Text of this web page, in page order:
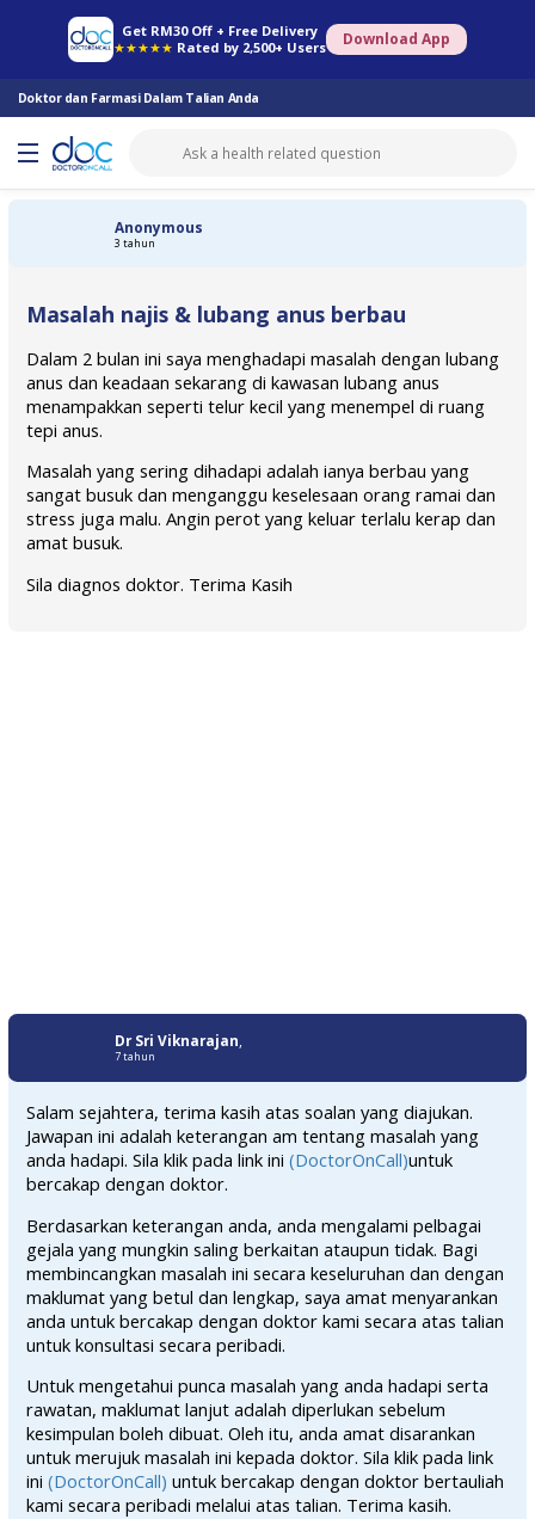
Get RM30 Off + Free Delivery
★★★★★ Rated by 2,500+ Users Download App
Doktor dan Farmasi Dalam Talian Anda
Farmasi Online Konsult Doktor Saringan Kesihatan Konsult Pakar
Anonymous
3 tahun
Masalah najis & lubang anus berbau
Dalam 2 bulan ini saya menghadapi masalah dengan lubang
anus dan keadaan sekarang di kawasan lubang anus
menampakkan seperti telur kecil yang menempel di ruang
tepi anus.
Masalah yang sering dihadapi adalah ianya berbau yang
sangat busuk dan menganggu keselesaan orang ramai dan
stress juga malu. Angin perot yang keluar terlalu kerap dan
amat busuk.
Sila diagnos doktor. Terima Kasih
Dr Sri Viknarajan,
7 tahun
Salam sejahtera, terima kasih atas soalan yang diajukan.
Jawapan ini adalah keterangan am tentang masalah yang
anda hadapi. Sila klik pada link ini(DoctorOnCall)untuk
bercakap dengan doktor.
Berdasarkan keterangan anda, anda mengalami pelbagai
gejala yang mungkin saling berkaitan ataupun tidak. Bagi
membincangkan masalah ini secara keseluruhan dan dengan
maklumat yang betul dan lengkap, saya amat menyarankan
anda untuk bercakap dengan doktor kami secara atas talian
untuk konsultasi secara peribadi.
Untuk mengetahui punca masalah yang anda hadapi serta
rawatan, maklumat lanjut adalah diperlukan sebelum
kesimpulan boleh dibuat. Oleh itu, anda amat disarankan
untuk merujuk masalah ini kepada doktor. Sila klik pada link
ini(DoctorOnCall) untuk bercakap dengan doktor bertauliah
kami secara peribadi melalui atas talian. Terima kasih.